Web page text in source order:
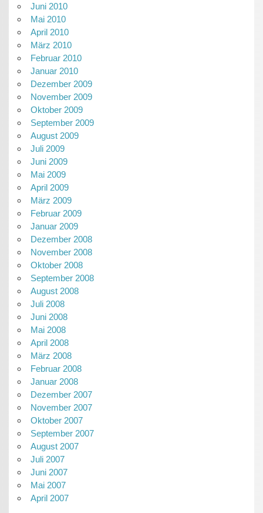
Juni 2010
Mai 2010
April 2010
März 2010
Februar 2010
Januar 2010
Dezember 2009
November 2009
Oktober 2009
September 2009
August 2009
Juli 2009
Juni 2009
Mai 2009
April 2009
März 2009
Februar 2009
Januar 2009
Dezember 2008
November 2008
Oktober 2008
September 2008
August 2008
Juli 2008
Juni 2008
Mai 2008
April 2008
März 2008
Februar 2008
Januar 2008
Dezember 2007
November 2007
Oktober 2007
September 2007
August 2007
Juli 2007
Juni 2007
Mai 2007
April 2007